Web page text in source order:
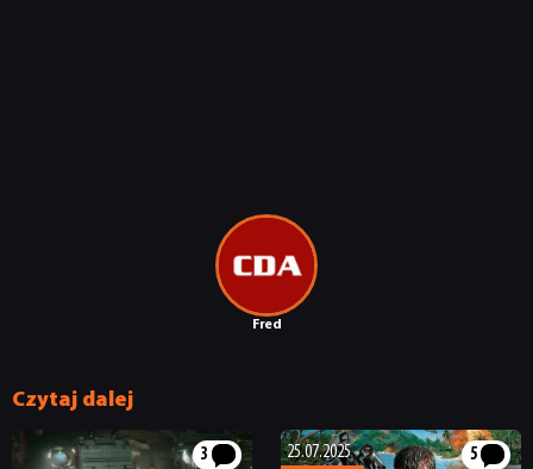
Fred
Czytaj dalej
3 5
25.07.2025